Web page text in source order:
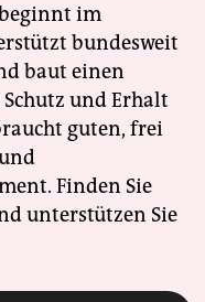
im
bundesweit
baut einen
und Erhalt
guten, frei
Finden Sie
unterstützen Sie